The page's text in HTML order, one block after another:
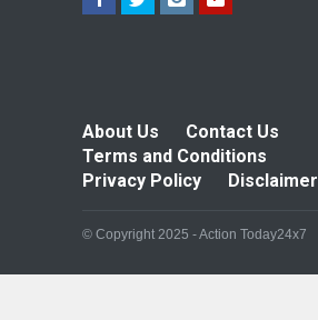
About Us
Contact Us
Terms and Conditions
Privacy Policy
Disclaimer
© Copyright 2025 - Action Today24x7